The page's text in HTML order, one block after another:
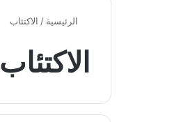
الرئيسية / الاكتئاب
الاكتئاب